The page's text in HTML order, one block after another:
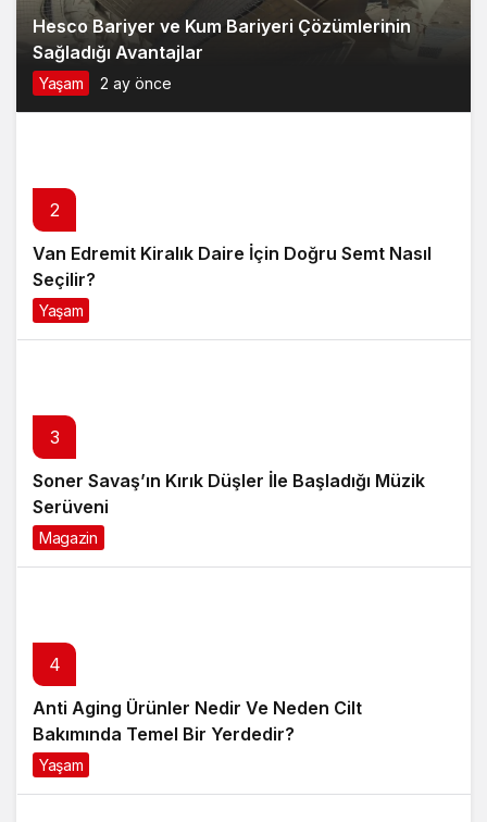
Hesco Bariyer ve Kum Bariyeri Çözümlerinin
Sağladığı Avantajlar
Yaşam 2 ay önce
2
Van Edremit Kiralık Daire İçin Doğru Semt Nasıl
Seçilir?
Yaşam
3
Soner Savaş’ın Kırık Düşler İle Başladığı Müzik
Serüveni
Magazin
4
Anti Aging Ürünler Nedir Ve Neden Cilt
Bakımında Temel Bir Yerdedir?
Yaşam